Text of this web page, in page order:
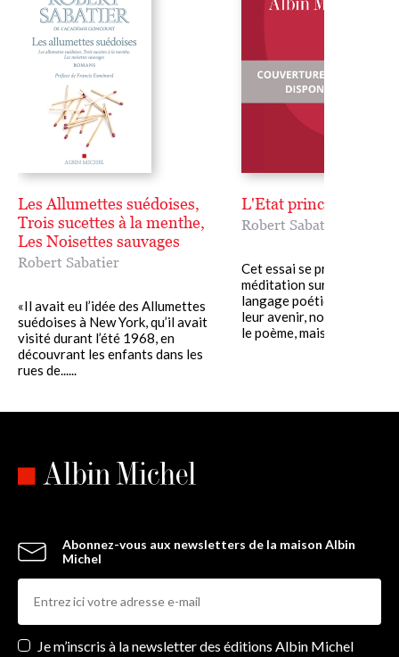
Il faut lire l'Histoire de la poésie de Sabatier ; on
comprendra à quel point la poésie, ce jeu en apparence
superflu, tient dans la société le rôle de tels corps ou
anticorps sans lesquels l'organisme n'existe plus (Michel
Cournot, Le Nouvel Observateur)
Une sorte de genèse de la poésie française (
Marion Renard
Un explorateur passionné (
Matthieu Galey, L'Express)
L'entreprise est exemplaire (Georges Jean, La Quinzaine
littéraire)
Le dessein de Robert Sabatier : la générosité (Hubert Juin
Une mise en situation des oeuvres et des hommes (Jacques
Jaubert, Le Figaro)
La poésie française a son monument littéraire (
Les Allumettes suédoises,
Trois sucettes à la menthe,
Les Noisettes sauvages
Robert Sabatier
«Il avait eu l’idée des Allumettes
suédoises à New York, qu’il avait
visité durant l’été 1968, en
découvrant les enfants dans les
rues de......
L'Etat princier
Robert Sabatier
Cet essai se présente
méditation sur l'esprit et le
langage poétiques, leur
leur avenir, non seulement
le poème, mais aussi......
Abonnez-vous aux newsletters de la maison Albin
Michel
Newsletters
Je m’inscris à la newsletter des éditions Albin Michel